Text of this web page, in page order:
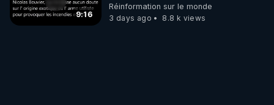
https://crowdbunker.com/v/AWxam3Uw
- JEUDI 04/01/24 :
9:16
débuté le 11 septembre 2001
?
Réinformation sur le monde
3 days ago
8.8 k views